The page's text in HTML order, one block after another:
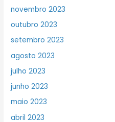
novembro 2023
outubro 2023
setembro 2023
agosto 2023
julho 2023
junho 2023
maio 2023
abril 2023